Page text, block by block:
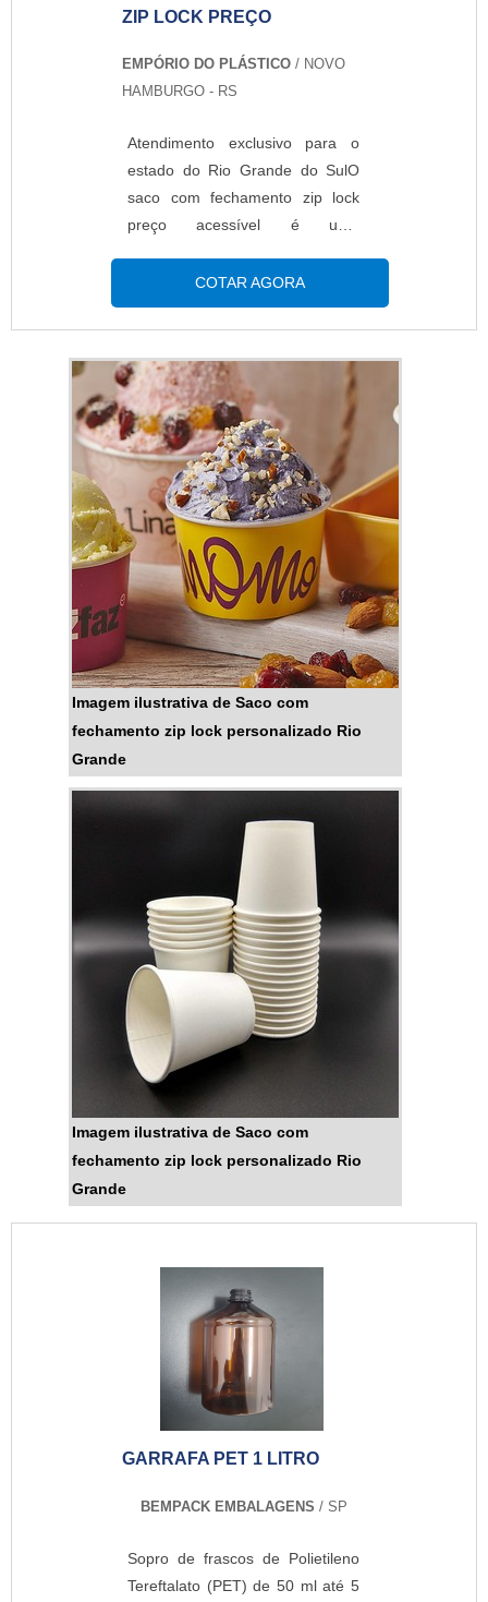
ZIP LOCK PREÇO
EMPÓRIO DO PLÁSTICO / NOVO
HAMBURGO - RS
Atendimento exclusivo para o
estado do Rio Grande do SulO
saco com fechamento zip lock
preço acessível é uma
custo benefício e um sistema de
fechamento moderno, devido à
praticidade que este fecho
possui. Somente o zip continua
protegendo e garantindo a
integridade do produto após a
abertura, pois basta fechar
novamente e embalagem e ficará
completamente
lacrada.DETALHES SOBRE O
FUNCIONAMENTO DO
PRODUTOÉ fa...
COTAR AGORA
Imagem ilustrativa de Saco com
fechamento zip lock personalizado Rio
Grande
Imagem ilustrativa de Saco com
fechamento zip lock personalizado Rio
Grande
GARRAFA PET 1 LITRO
BEMPACK EMBALAGENS / SP
Sopro de frascos de Polietileno
Tereftalato (PET) de 50 ml até 5